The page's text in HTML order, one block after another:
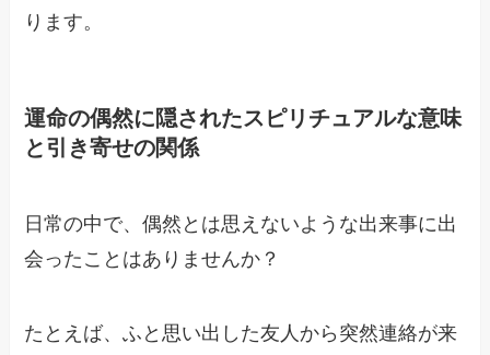
ります。
運命の偶然に隠されたスピリチュアルな意味
と引き寄せの関係
日常の中で、偶然とは思えないような出来事に出
会ったことはありませんか？
たとえば、ふと思い出した友人から突然連絡が来